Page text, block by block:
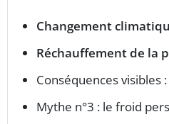
Changement
Réchauffement de la
Conséquences visibles :
Mythe n°3 : le froid